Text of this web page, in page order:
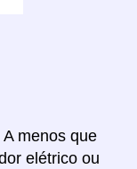
menos que
elétrico ou